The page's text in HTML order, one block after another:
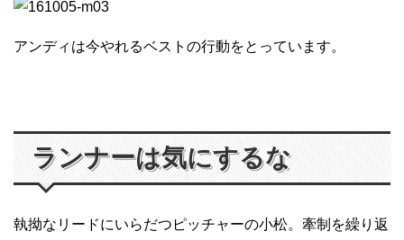
アンディは今やれるベストの行動をとっています。
ランナーは気にするな
執拗なリードにいらだつピッチャーの小松。牽制を繰り返